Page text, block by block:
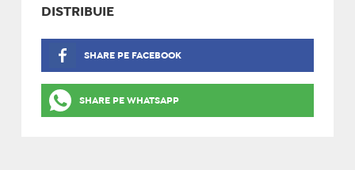
DISTRIBUIE
SHARE PE FACEBOOK
SHARE PE WHATSAPP